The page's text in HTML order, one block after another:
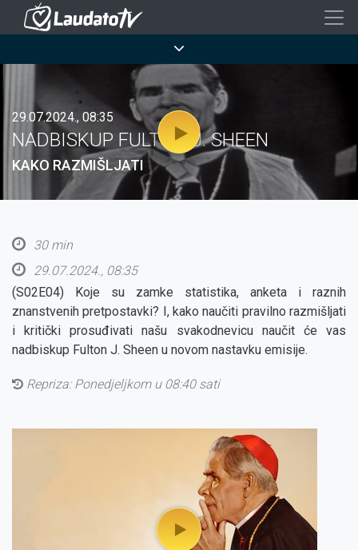
Skoči
sadržaj
29.07.2024., 08:35
NADBISKUP FULTON J. SHEEN
KAKO RAZMIŠLJATI
30 min
29.07.2024., 08:35
(S02E04) Koje su zamke statistika, anketa i raznih
znanstvenih pretpostavki? I, kako naučiti pravilno razmišljati
i kritički prosuđivati našu svakodnevicu naučit će vas
nadbiskup Fulton J. Sheen u novom nastavku emisije.
Repriza: Ponedjeljkom u 08:40 sati